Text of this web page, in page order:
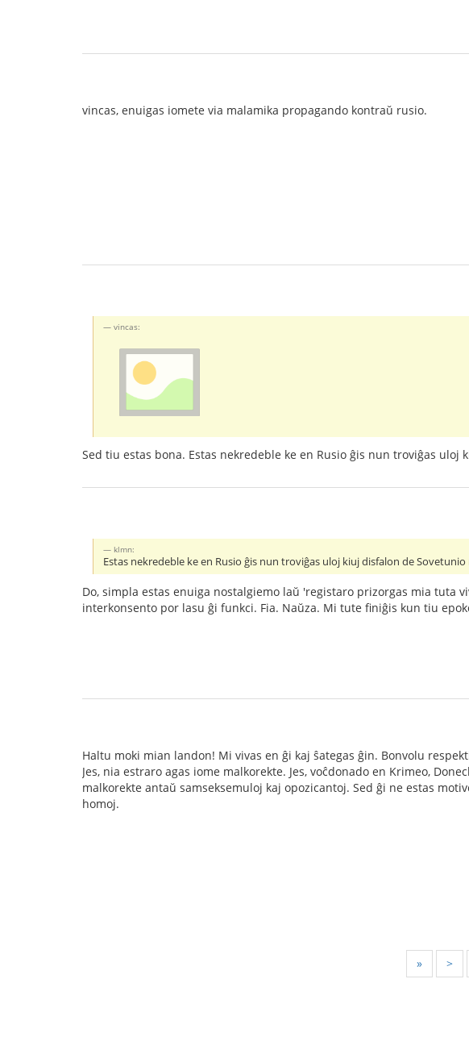
vincas, enuigas iomete via malamika propagando kontraŭ rusio.
vincas:
Sed tiu estas bona. Estas nekredeble ke en Rusio ĝis nun troviĝas
klmn:
Estas nekredeble ke en Rusio ĝis nun troviĝas uloj kiuj disfalon de
Do, simpla estas enuiga nostalgiemo laŭ 'registaro prizorgas mia tuta
interkonsento por lasu ĝi funkci. Fia. Naŭza. Mi tute finiĝis kun tiu
Haltu moki mian landon! Mi vivas en ĝi kaj ŝategas ĝin. Bonvolu
Jes, nia estraro agas iome malkorekte. Jes, voĉdonado en Krimeo,
malkorekte antaŭ samseksemuloj kaj opozicantoj. Sed ĝi ne estas
homoj.
« <